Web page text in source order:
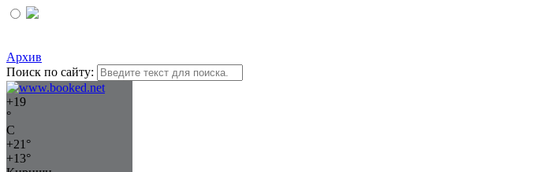
Архив
Поиск по сайту:
+19
°
C
+21°
+13°